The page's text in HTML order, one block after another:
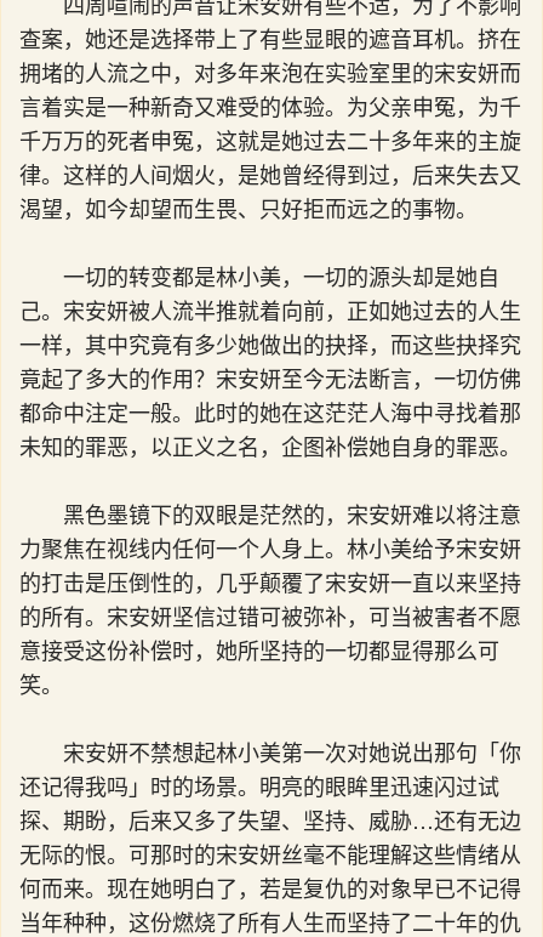
查案，她还是选择带上了有些显眼的遮音耳机。挤在
拥堵的人流之中，对多年来泡在实验室里的宋安妍而
言着实是一种新奇又难受的体验。为父亲申冤，为千
千万万的死者申冤，这就是她过去二十多年来的主旋
律。这样的人间烟火，是她曾经得到过，后来失去又
渴望，如今却望而生畏、只好拒而远之的事物。
一切的转变都是林小美，一切的源头却是她自
己。宋安妍被人流半推就着向前，正如她过去的人生
一样，其中究竟有多少她做出的抉择，而这些抉择究
竟起了多大的作用？宋安妍至今无法断言，一切仿佛
都命中注定一般。此时的她在这茫茫人海中寻找着那
未知的罪恶，以正义之名，企图补偿她自身的罪恶。
黑色墨镜下的双眼是茫然的，宋安妍难以将注意
力聚焦在视线内任何一个人身上。林小美给予宋安妍
的打击是压倒性的，几乎颠覆了宋安妍一直以来坚持
的所有。宋安妍坚信过错可被弥补，可当被害者不愿
意接受这份补偿时，她所坚持的一切都显得那么可
笑。
宋安妍不禁想起林小美第一次对她说出那句「你
还记得我吗」时的场景。明亮的眼眸里迅速闪过试
探、期盼，后来又多了失望、坚持、威胁…还有无边
无际的恨。可那时的宋安妍丝毫不能理解这些情绪从
何而来。现在她明白了，若是复仇的对象早已不记得
当年种种，这份燃烧了所有人生而坚持了二十年的仇